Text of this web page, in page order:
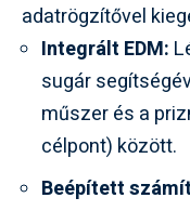
adatrögzítővel
Integrált EDM:
sugár
műszer és a
célpont) között.
Beépített